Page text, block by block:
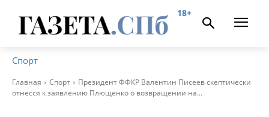
18+
Спорт
Главная Спорт
Президент ФФКР Валентин Писеев скептически
отнесся к заявлению Плющенко о возвращении на...